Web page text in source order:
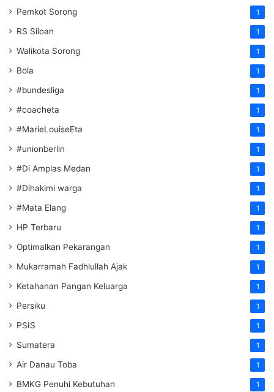
Pemkot Sorong 1
RS Siloan 1
Walikota Sorong 1
Bola 1
#bundesliga 1
#coacheta 1
#MarieLouiseEta 1
#unionberlin 1
#Di Amplas Medan 1
#Dihakimi warga 1
#Mata Elang 1
HP Terbaru 1
Optimalkan Pekarangan 1
Mukarramah Fadhlullah Ajak 1
Ketahanan Pangan Keluarga 1
Persiku 1
PSIS 1
Sumatera 1
Air Danau Toba 1
BMKG Penuhi Kebutuhan 1